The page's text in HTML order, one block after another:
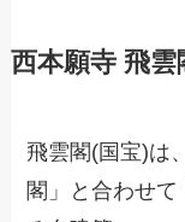
西本願寺 飛
飛雲閣(国宝)は
閣」と合わせ